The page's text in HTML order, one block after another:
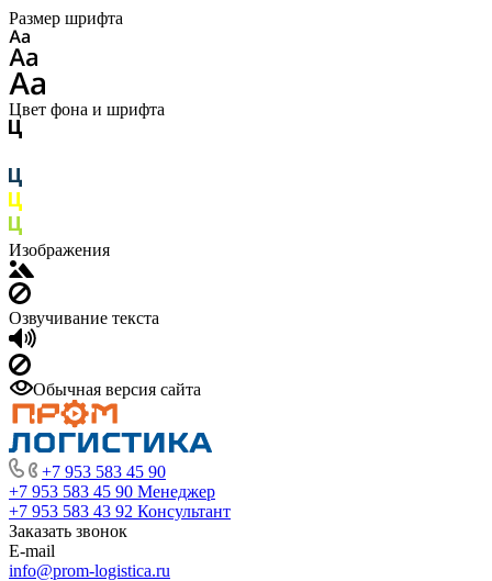
Размер шрифта
Цвет фона и шрифта
Изображения
Озвучивание текста
Обычная версия сайта
+7 953 583 45 90
+7 953 583 45 90 Менеджер
+7 953 583 43 92 Консультант
Заказать звонок
E-mail
info@prom-logistica.ru